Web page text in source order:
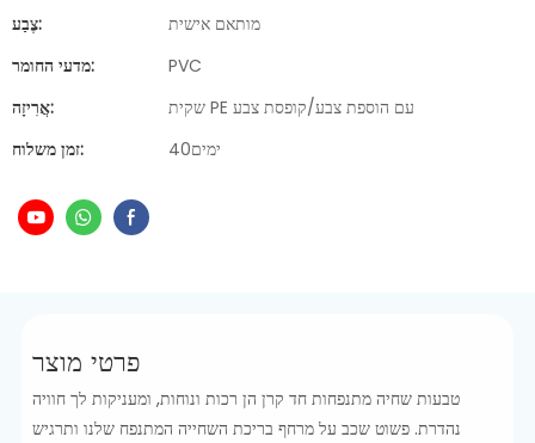
צֶבַע:
מותאם אישית
מדעי החומר:
PVC
אֲרִיזָה:
שקית PE עם הוספת צבע/קופסת צבע
זמן משלוח:
ימים40
פרטי מוצר
טבעות שחיה מתנפחות חד קרן הן רכות ונוחות, ומעניקות לך חוויה
נהדרת. פשוט שכב על מרחף בריכת השחייה המתנפח שלנו ותרגיש